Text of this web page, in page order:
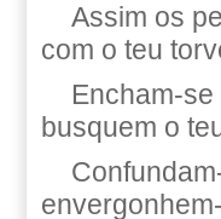
Assim os
com o teu
Encham-
busquem o